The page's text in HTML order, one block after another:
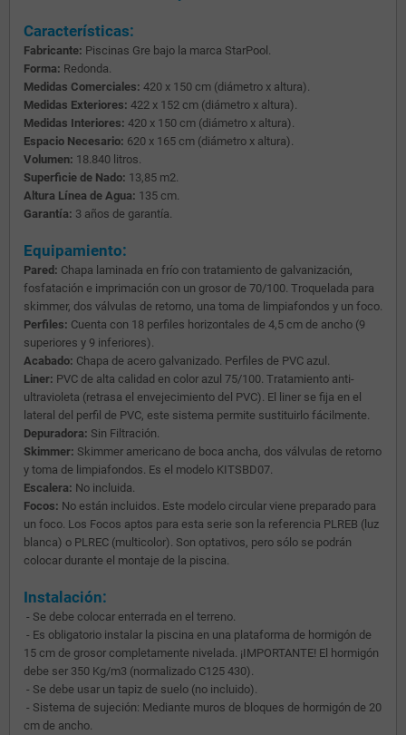
Características:
Fabricante: Piscinas Gre bajo la marca StarPool.
Forma: Redonda.
Medidas Comerciales: 420 x 150 cm (diámetro x altura).
Medidas Exteriores: 422 x 152 cm (diámetro x altura).
Medidas Interiores: 420 x 150 cm (diámetro x altura).
Espacio Necesario: 620 x 165 cm (diámetro x altura).
Volumen: 18.840 litros.
Superficie de Nado: 13,85 m2.
Altura Línea de Agua: 135 cm.
Garantía: 3 años de garantía.
Equipamiento:
Pared: Chapa laminada en frío con tratamiento de galvanización,
fosfatación e imprimación con un grosor de 70/100. Troquelada para
skimmer, dos válvulas de retorno, una toma de limpiafondos y un foco.
Perfiles: Cuenta con 18 perfiles horizontales de 4,5 cm de ancho (9
superiores y 9 inferiores).
Acabado: Chapa de acero galvanizado. Perfiles de PVC azul.
Liner: PVC de alta calidad en color azul 75/100. Tratamiento anti-
ultravioleta (retrasa el envejecimiento del PVC). El liner se fija en el
lateral del perfil de PVC, este sistema permite sustituirlo fácilmente.
Depuradora: Sin Filtración.
Skimmer: Skimmer americano de boca ancha, dos válvulas de retorno
y toma de limpiafondos. Es el modelo KITSBD07.
Escalera: No incluida.
Focos: No están incluidos. Este modelo circular viene preparado para
un foco. Los Focos aptos para esta serie son la referencia PLREB (luz
blanca) o PLREC (multicolor). Son optativos, pero sólo se podrán
colocar durante el montaje de la piscina.
Instalación:
- Se debe colocar enterrada en el terreno.
- Es obligatorio instalar la piscina en una plataforma de hormigón de
15 cm de grosor completamente nivelada. ¡IMPORTANTE! El hormigón
debe ser 350 Kg/m3 (normalizado C125 430).
- Se debe usar un tapiz de suelo (no incluido).
- Sistema de sujeción: Mediante muros de bloques de hormigón de 20
cm de ancho.